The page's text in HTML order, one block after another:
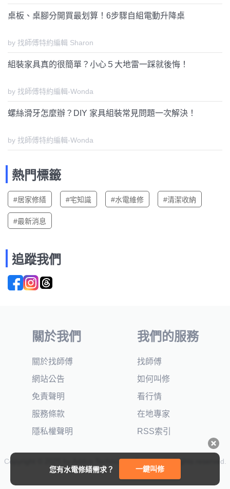
您有水電修繕需求？ 一鍵叫修
桌板、桌腳分開買最划算！6步驟自組電動升降桌
by 找師傅特約編輯 Sharon
組裝家具真的很簡單？小心５大地雷一踩就後悔！
by 找師傅特約編輯-Wonda
螺絲滑牙怎麼辦？DIY 家具組裝常見問題一次解決！
by 找師傅特約編輯-Wonda
熱門標籤
#居家修繕 #宅知識 #水電維修 #清潔收納
#最新消息
追蹤我們
關於我們
關於找師傅
網站公告
免責聲明
服務條款
隱私權聲明
我們的服務
找師傅
如何叫修
看行情
在地專家
RSS索引
Copyright © 2025 by Addcn Technology Co., Ltd. All Rights reserved.